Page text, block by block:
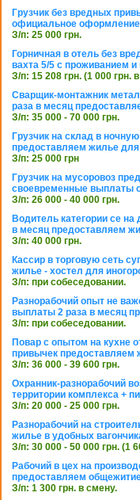
Грузчик без вредных
официальное оформление
З/п: 25 000 грн.
Горничная в отель без
вахта 5/5 с проживанием и
З/п: 15 208 грн. (1 000 грн.
Сварщик-монтажник
раза в месяц
З/п: 35 000 - 70 000 грн.
Грузчик на склад в
предоставляем жилье для
З/п: 25 000 грн
Грузчик на мусоровоз
своевременные выплаты
З/п: 26 000 - 40 000 грн.
Водитель категории се
в месяц предоставляем
З/п: 40 000 грн.
Кассир в торговую сеть
жилье - хостел для
З/п: при собеседовании.
Разнорабочий опыт не
выплаты 2 раза в месяц
З/п: при собеседовании.
Повар с опытом на кухне
привычек предоставляем
З/п: 36 000 - 39 600 грн.
Охранник-разнорабочий
территории комплекса +
З/п: 20 000 - 25 000 грн.
Разнорабочий на
жилье в удобных
З/п: 30 000 - 50 000 грн. (1
Рабочий в цех на
предоставляем
З/п: 1 300 грн. в смену.